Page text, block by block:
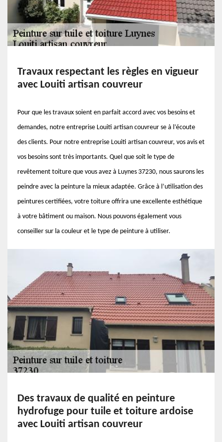
Travaux respectant les règles en vigueur
avec Louiti artisan couvreur
Pour que les travaux soient en parfait accord avec vos besoins et
demandes, notre entreprise Louiti artisan couvreur se à l’écoute
des clients. Pour notre entreprise Louiti artisan couvreur, vos avis et
vos besoins sont très importants. Quel que soit le type de
revêtement toiture que vous avez à Luynes 37230, nous saurons les
peindre avec la peinture la mieux adaptée. Grâce à l’utilisation des
peintures certifiées, votre toiture offrira une excellente esthétique
à votre bâtiment ou maison. Nous pouvons également vous
conseiller sur la couleur et le type de peinture à utiliser.
Des travaux de qualité en peinture
hydrofuge pour tuile et toiture ardoise
avec Louiti artisan couvreur